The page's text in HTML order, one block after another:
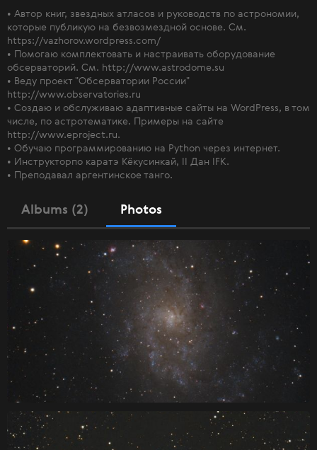
• Автор книг, звездных атласов и руководств по астрономии,
которые публикую на безвозмездной основе. См.
https://vazhorov.wordpress.com/
• Помогаю комплектовать и настраивать оборудование
обсерваторий. См. http://www.astrodome.su
• Веду проект "Обсерватории России"
http://www.observatories.ru
• Создаю и обслуживаю адаптивные сайты на WordPress, в том
числе, по астротематике. Примеры на сайте
http://www.eproject.ru.
• Обучаю программированию на Python через интернет.
• Инструкторпо каратэ Кёкусинкай, II Дан IFK.
• Преподавал аргентинское танго.
Albums (2) Photos